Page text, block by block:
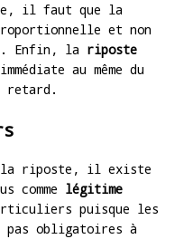
il faut que la
et non
Enfin, la riposte
au même du
retard.
la riposte, il existe
comme légitime
puisque les
pas obligatoires à